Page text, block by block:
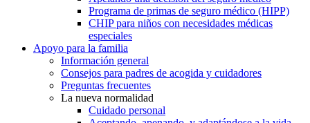
Programa de primas de seguro médico (HIPP)
CHIP para niños con necesidades médicas
especiales
Apoyo para la familia
Información general
Consejos para padres de acogida y cuidadores
Preguntas frecuentes
La nueva normalidad
Cuidado personal